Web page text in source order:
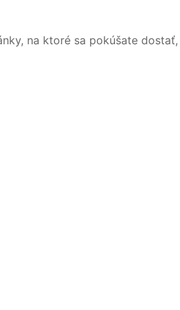
na ktoré sa pokúšate